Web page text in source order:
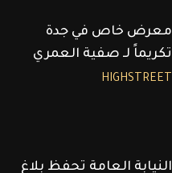
معرض خاص في جدة
تكريماً لـ صفية العمري
HIGHSTREET
النيابة العامة تحفظ بلاغ